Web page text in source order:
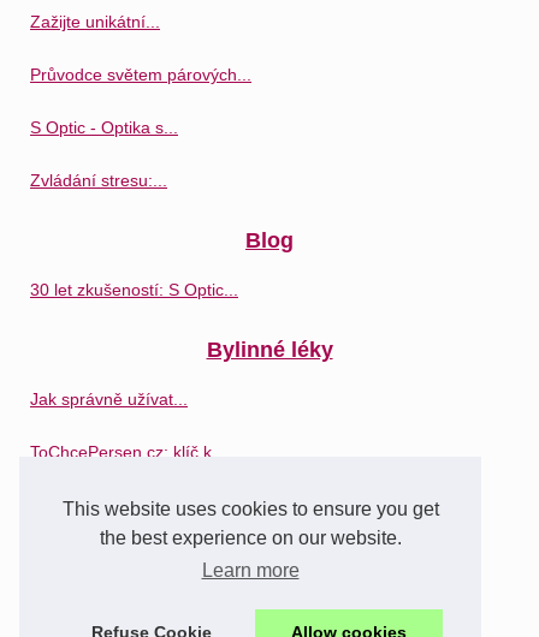
This website uses cookies to ensure you get
the best experience on our website.
Learn more
Refuse Cookie Allow cookies
Zažijte unikátní...
Průvodce světem párových...
S Optic - Optika s...
Zvládání stresu:...
Blog
30 let zkušeností: S Optic...
Bylinné léky
Jak správně užívat...
ToChcePersen.cz: klíč k...
Síla bylinné medicíny:...
Léky